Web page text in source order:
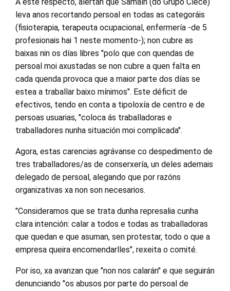
leva anos recortando persoal en todas as categoráis
(fisioterapia, terapeuta ocupacional, enfermería -de 5
profesionais hai 1 neste momento-); non cubre as
baixas nin os días libres "polo que con quendas de
persoal moi axustadas se non cubre a quen falta en
cada quenda provoca que a maior parte dos días se
estea a traballar baixo mínimos". Este déficit de
efectivos, tendo en conta a tipoloxía de centro e de
persoas usuarias, "coloca ás traballadoras e
traballadores nunha situación moi complicada".
Agora, estas carencias agrávanse co despedimento de
tres traballadores/as de conserxería, un deles ademais
delegado de persoal, alegando que por razóns
organizativas xa non son necesarios.
"Consideramos que se trata dunha represalia cunha
clara intención: calar a todos e todas as traballadoras
que quedan e que asuman, sen protestar, todo o que a
empresa queira encomendarlles", rexeita o comité.
Por iso, xa avanzan que "non nos calarán" e que seguirán
denunciando "os abusos por parte do persoal de